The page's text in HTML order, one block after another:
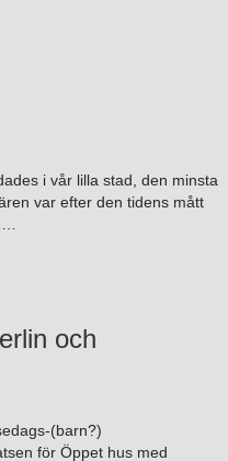
i vår lilla stad, den minsta
var efter den tidens mått
och
(barn?)
för Öppet hus med